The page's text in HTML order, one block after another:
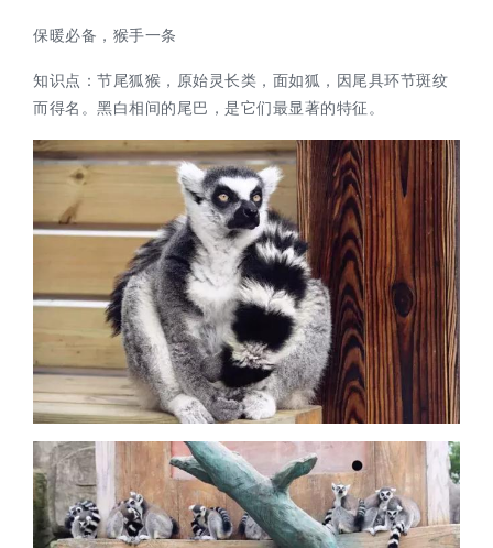
保暖必备，猴手一条
知识点： 节尾狐猴，原始灵长类，面如狐，因尾具环节斑纹
而得名。黑白相间的尾巴，是它们最显著的特征。